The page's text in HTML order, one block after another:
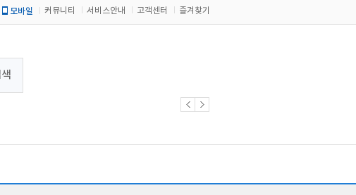
모바일 커뮤니티 서비스안내 고객센터 즐겨찾기